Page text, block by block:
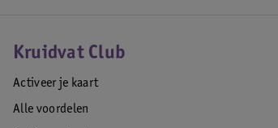
Kruidvat Club
Activeer je kaart
Alle voordelen